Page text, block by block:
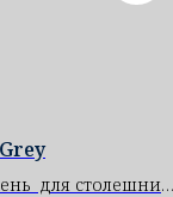
для столешниц